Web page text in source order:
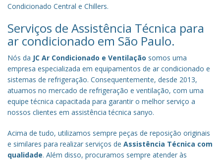
Condicionado Central e Chillers.
Serviços de Assistência Técnica para
ar condicionado em São Paulo.
Nós da JC Ar Condicionado e Ventilação somos uma
empresa especializada em equipamentos de ar condicionado e
sistemas de refrigeração. Consequentemente, desde 2013,
atuamos no mercado de refrigeração e ventilação, com uma
equipe técnica capacitada para garantir o melhor serviço a
nossos clientes em assistência técnica sanyo.
Acima de tudo, utilizamos sempre peças de reposição originais
e similares para realizar serviços de Assistência Técnica com
qualidade. Além disso, procuramos sempre atender às